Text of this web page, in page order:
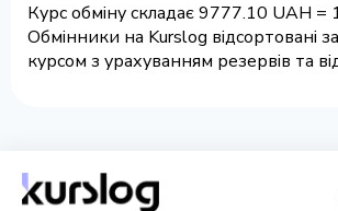
Курс обміну складає 9777.10 UAH =
Обмінники на Kurslog відсортовані
курсом з урахуванням резервів та